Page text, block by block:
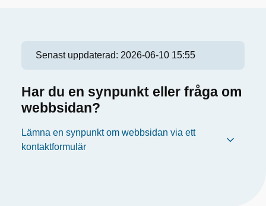
Senast uppdaterad: 2026-06-10 15:55
Har du en synpunkt eller fråga om
webbsidan?
Lämna en synpunkt om webbsidan via ett
kontaktformulär